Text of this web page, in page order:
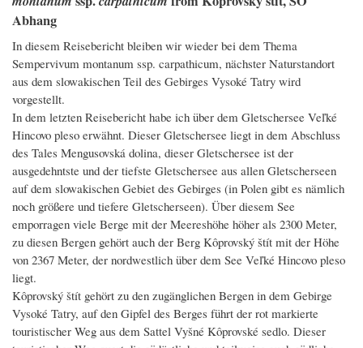
Abhang
In diesem Reisebericht bleiben wir wieder bei dem Thema
Sempervivum montanum ssp. carpathicum, nächster Naturstandort
aus dem slowakischen Teil des Gebirges Vysoké Tatry wird
vorgestellt.
In dem letzten Reisebericht habe ich über dem Gletschersee Veľké
Hincovo pleso erwähnt. Dieser Gletschersee liegt in dem Abschluss
des Tales Mengusovská dolina, dieser Gletschersee ist der
ausgedehntste und der tiefste Gletschersee aus allen Gletscherseen
auf dem slowakischen Gebiet des Gebirges (in Polen gibt es nämlich
noch größere und tiefere Gletscherseen). Über diesem See
emporragen viele Berge mit der Meereshöhe höher als 2300 Meter,
zu diesen Bergen gehört auch der Berg Kôprovský štít mit der Höhe
von 2367 Meter, der nordwestlich über dem See Veľké Hincovo pleso
liegt.
Kôprovský štít gehört zu den zugänglichen Bergen in dem Gebirge
Vysoké Tatry, auf den Gipfel des Berges führt der rot markierte
touristischer Weg aus dem Sattel Vyšné Kôprovské sedlo. Dieser